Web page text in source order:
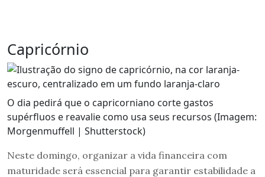
Capricórnio
O dia pedirá que o capricorniano corte gastos
supérfluos e reavalie como usa seus recursos (Imagem:
Morgenmuffell | Shutterstock)
Neste domingo, organizar a vida financeira com
maturidade será essencial para garantir estabilidade a